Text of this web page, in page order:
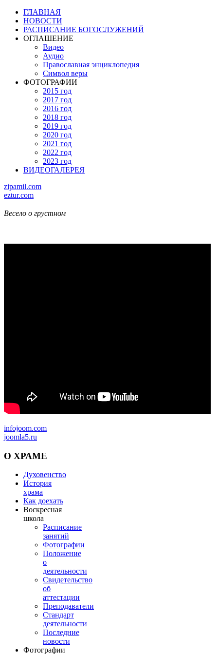
ГЛАВНАЯ
НОВОСТИ
РАСПИСАНИЕ БОГОСЛУЖЕНИЙ
ОГЛАШЕНИЕ
Видео
Аудио
Православная энциклопедия
Символ веры
ФОТОГРАФИИ
2015 год
2017 год
2016 год
2018 год
2019 год
2020 год
2021 год
2022 год
2023 год
ВИДЕОГАЛЕРЕЯ
zipamil.com
eztur.com
Весело о грустном
infojoom.com
joomla5.ru
О ХРАМЕ
Духовенство
История
храма
Как доехать
Воскресная
школа
Расписание
занятий
Фотографии
Положение
о
деятельности
Свидетельство
об
аттестации
Преподаватели
Стандарт
деятельности
Последние
новости
Фотографии